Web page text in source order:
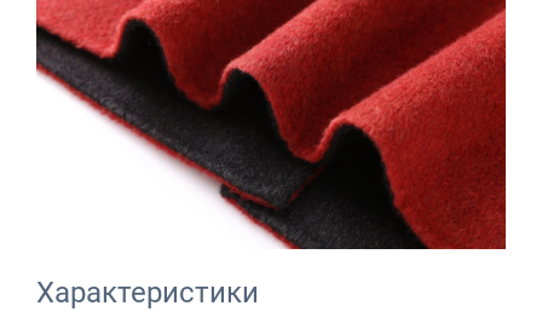
Характеристики